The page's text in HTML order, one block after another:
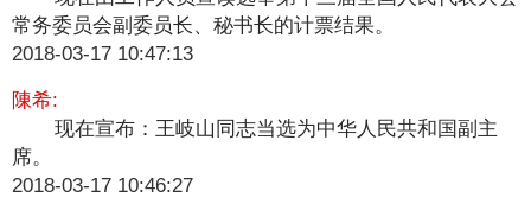
常务委员会副委员长、秘书长的计票结果。
2018-03-17 10:47:13
陳希:
现在宣布：王岐山同志当选为中华人民共和国副主
席。
2018-03-17 10:46:27